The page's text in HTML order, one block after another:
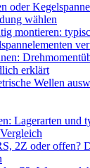
oder
wählen
montieren:
erklärt
Wellen
Lagerarten und
2Z oder offen?